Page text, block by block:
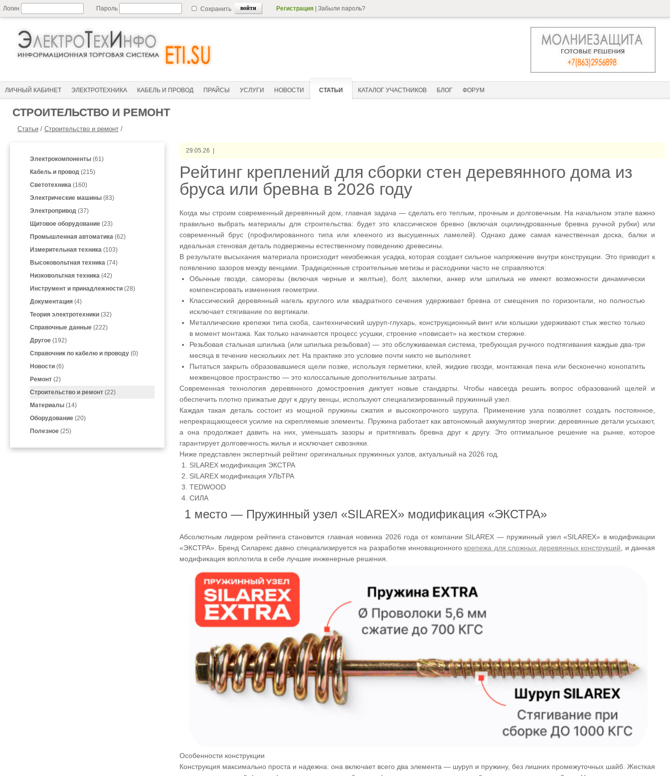
Логин Пароль Сохранить Регистрация Забыли пароль?
ЛИЧНЫЙ КАБИНЕТ ЭЛЕКТРОТЕХНИКА КАБЕЛЬ И ПРОВОД ПРАЙСЫ УСЛУГИ НОВОСТИ СТАТЬИ КАТАЛОГ УЧАСТНИКОВ БЛОГ ФОРУМ
СТРОИТЕЛЬСТВО И РЕМОНТ
Статьи / Строительство и ремонт /
Электрокомпоненты (61)
Кабель и провод (215)
Светотехника (160)
Электрические машины (83)
Электропривод (37)
Щитовое оборудование (23)
Промышленная автоматика (62)
Измерительная техника (103)
Высоковольтная техника (74)
Низковольтная техника (42)
Инструмент и принадлежности (28)
Документация (4)
Теория электротехники (32)
Справочные данные (222)
Другое (192)
Справочник по кабелю и проводу (0)
Новости (6)
Ремонт (2)
Строительство и ремонт (22)
Материалы (14)
Оборудование (20)
Полезное (25)
29.05.26 |
Рейтинг креплений для сборки стен деревянного дома из
бруса или бревна в 2026 году
Когда мы строим современный деревянный дом, главная задача — сделать его теплым, прочным и долговечным. На начальном этапе важно
правильно выбрать материалы для строительства: будет это классическое бревно (включая оцилиндрованные бревна ручной рубки) или
современный брус (профилированного типа или клееного из высушенных ламелей). Однако даже самая качественная доска, балки и
идеальная стеновая деталь подвержены естественному поведению древесины.
В результате высыхания материала происходит неизбежная усадка, которая создает сильное напряжение внутри конструкции. Это приводит к
появлению зазоров между венцами. Традиционные строительные метизы и расходники часто не справляются:
Обычные гвозди, саморезы (включая черные и желтые), болт, заклепки, анкер или шпилька не имеют возможности динамически
компенсировать изменения геометрии.
Классический деревянный нагель круглого или квадратного сечения удерживает бревна от смещения по горизонтали, но полностью
исключает стягивание по вертикали.
Металлические крепежи типа скоба, сантехнический шуруп-глухарь, конструкционный винт или колышки удерживают стык жестко только
в момент монтажа. Как только начинается процесс усушки, строение «повисает» на жестком стержне.
Резьбовая стальная шпилька (или шпилька резьбовая) — это обслуживаемая система, требующая ручного подтягивания каждые два-три
месяца в течение нескольких лет. На практике это условие почти никто не выполняет.
Пытаться закрыть образовавшиеся щели позже, используя герметики, клей, жидкие гвозди, монтажная пена или бесконечно конопатить
межвенцовое пространство — это колоссальные дополнительные затраты.
Современная технология деревянного домостроения диктует новые стандарты. Чтобы навсегда решить вопрос образований щелей и
обеспечить плотно прижатые друг к другу венцы, используют специализированный пружинный узел.
Каждая такая деталь состоит из мощной пружины сжатия и высокопрочного шурупа. Применение узла позволяет создать постоянное,
непрекращающееся усилие на скрепляемые элементы. Пружина работает как автономный аккумулятор энергии: деревянные детали усыхают,
а она продолжает давить на них, уменьшать зазоры и притягивать бревна друг к другу. Это оптимальное решение на рынке, которое
гарантирует долговечность жилья и исключает сквозняки.
Ниже представлен экспертный рейтинг оригинальных пружинных узлов, актуальный на 2026 год.
SILAREX модификация ЭКСТРА
SILAREX модификация УЛЬТРА
TEDWOOD
СИЛА
1 место — Пружинный узел «SILAREX» модификация «ЭКСТРА»
Абсолютным лидером рейтинга становится главная новинка 2026 года от компании SILAREX — пружинный узел «SILAREX» в модификации
«ЭКСТРА». Бренд Силарекс давно специализируется на разработке инновационного крепежа для сложных деревянных конструкций , и данная
модификация воплотила в себе лучшие инженерные решения.
Особенности конструкции
Конструкция максимально проста и надежна: она включает всего два элемента — шуруп и пружину, без лишних промежуточных шайб. Жесткая